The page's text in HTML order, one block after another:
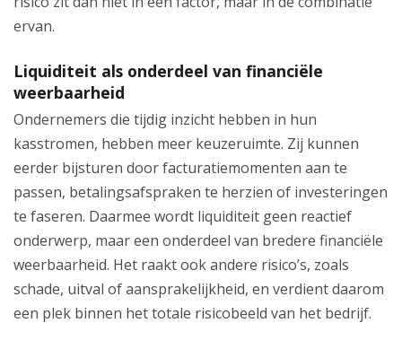
ervan.
Liquiditeit als onderdeel van financiële
weerbaarheid
Ondernemers die tijdig inzicht hebben in hun
kasstromen, hebben meer keuzeruimte. Zij kunnen
eerder bijsturen door facturatiemomenten aan te
passen, betalingsafspraken te herzien of investeringen
te faseren. Daarmee wordt liquiditeit geen reactief
onderwerp, maar een onderdeel van bredere financiële
weerbaarheid. Het raakt ook andere risico’s, zoals
schade, uitval of aansprakelijkheid, en verdient daarom
een plek binnen het totale risicobeeld van het bedrijf.